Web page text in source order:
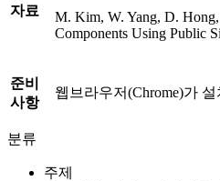
자료
M. Kim, W. Yang, D. Hong,
Components Using Public
준비
사항
웹브라우저(Chrome)가
분류
주제